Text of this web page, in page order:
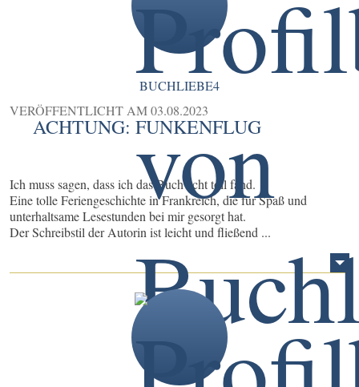
BUCHLIEBE4
VERÖFFENTLICHT AM03.08.2023
ACHTUNG: FUNKENFLUG
Ich muss sagen, dass ich das Buch echt toll fand.
Eine tolle Feriengeschichte in Frankreich, die für Spaß und
unterhaltsame Lesestunden bei mir gesorgt hat.
Der Schreibstil der Autorin ist leicht und fließend ...